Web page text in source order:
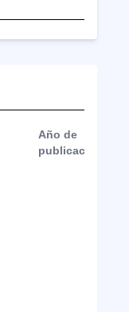
Año de
publicación